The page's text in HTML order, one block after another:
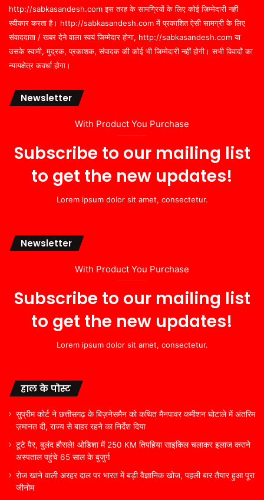
http://sabkasandesh.com इस तरह के सामग्रियों के लिए कोई ज़िम्मेदारी नहीं
स्वीकार करता है। http://sabkasandesh.com में प्रकाशित ऐसी सामग्री के लिए
संवाददाता / खबर देने वाला स्वयं जिम्मेदार होगा, http://sabkasandesh.com या
उसके स्वामी, मुद्रक, प्रकाशक, संपादक की कोई भी जिम्मेदारी नहीं होगी। सभी विवादों का
न्यायक्षेत्र कवर्धा होगा।
Newsletter
With Product You Purchase
Subscribe to our mailing list
to get the new updates!
Lorem ipsum dolor sit amet, consectetur.
Newsletter
With Product You Purchase
Subscribe to our mailing list
to get the new updates!
Lorem ipsum dolor sit amet, consectetur.
हाल के पोस्ट
सुप्रीम कोर्ट ने छत्तीसगढ़ के बिज़नेसमैन को कथित मैनपावर कमीशन घोटाले में अंतरिम
ज़मानत दी, राज्य से बाहर रहने का निर्देश दिया
टूटे पैर, बुलंद हौसले! ओडिशा में 250 KM तिपहिया साइकिल चलाकर इलाज कराने
अस्पताल पहुंचे 65 साल के बुजुर्ग
रोज खाने वाली अरहर दाल पर भारत में बड़ी वैज्ञानिक खोज, पहली बार तैयार हुआ पूरा
जीनोम